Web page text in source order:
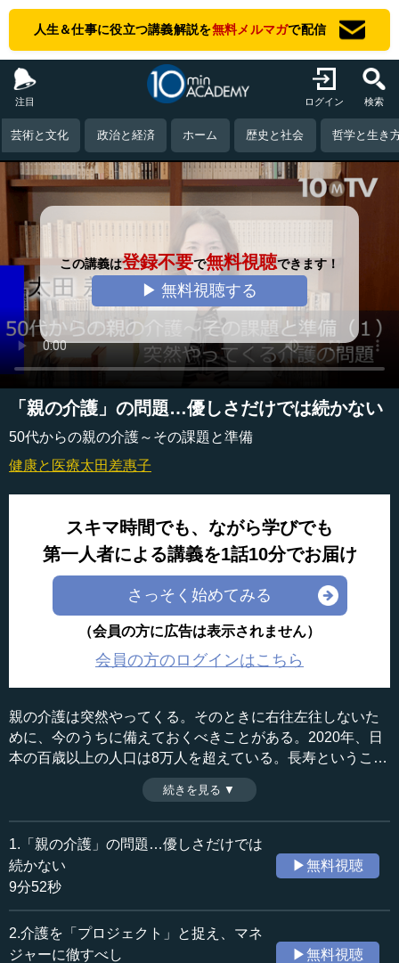
人生＆仕事に役立つ講義解説を無料メルマガで配信
注目 ログイン 検索
芸術と文化 政治と経済 ホーム 歴史と社会 哲学と生き
この講義は登録不要で無料視聴できます！
▶ 無料視聴する
「親の介護」の問題…優しさだけでは続かない
50代からの親の介護～その課題と準備
健康と医療太田差惠子
スキマ時間でも、ながら学びでも
第一人者による講義を1話10分でお届け
さっそく始めてみる
（会員の方に広告は表示されません）
会員の方のログインはこちら
親の介護は突然やってくる。そのときに右往左往しないた
めに、今のうちに備えておくべきことがある。2020年、日
本の百歳以上の人口は8万人を超えている。長寿ということ
で喜ばしいことだが、その反面、介護期間は長くなってい
るのだ。講義では二つの事例を挙げて、「50代からの親の
介護」の現状と課題について解説する。（全5話中第1話）
収録日：2021年8月26日
追加日：2021年10月6日
カテゴリー：
社会・福祉
≪全文≫
●どういう形で介護が始まるのか
続きを見る ▼
1.「親の介護」の問題…優しさだけでは
続かない
9分52秒
▶無料視聴
2.介護を「プロジェクト」と捉え、マネ
ジャーに徹すべし
▶無料視聴